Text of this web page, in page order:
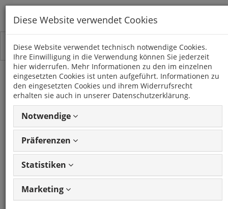
Toggle
navigation
Kategorien
VOLVO
2 Artikel
Artikel1 - 2 von 2
Artikeln
Ansicht
Diese Website verwendet Cookies
Diese Website verwendet technisch notwendige Cookies.
Ihre Einwilligung in die Verwendung können Sie jederzeit
hier widerrufen. Mehr Informationen zu den im einzelnen
eingesetzten Cookies ist unten aufgeführt. Informationen zu
den eingesetzten Cookies und ihrem Widerrufsrecht
erhalten sie auch in unserer Datenschutzerklärung.
Notwendige
Präferenzen
Statistiken
Marketing